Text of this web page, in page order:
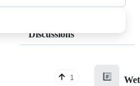
Discussions
1 #️⃣